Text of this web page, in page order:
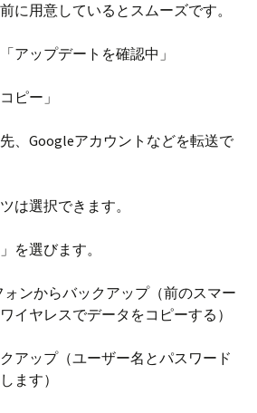
に用意しているとスムーズです。
アップデートを確認中」
ピー」
、Googleアカウントなどを転送で
は選択できます。
を選びます。
ォンからバックアップ（前のスマー
イヤレスでデータをコピーする）
アップ（ユーザー名とパスワード
ます）